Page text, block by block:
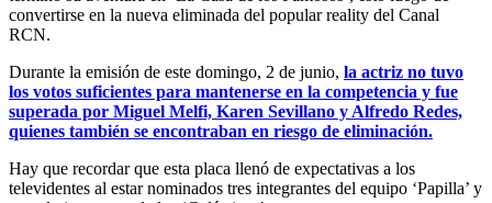
convertirse en la nueva eliminada del popular reality del Canal
RCN.
Durante la emisión de este domingo, 2 de junio, la actriz no tuvo
los votos suficientes para mantenerse en la competencia y fue
superada por Miguel Melfi, Karen Sevillano y Alfredo Redes,
quienes también se encontraban en riesgo de eliminación.
Hay que recordar que esta placa llenó de expectativas a los
televidentes al estar nominados tres integrantes del equipo ‘Papilla’ y